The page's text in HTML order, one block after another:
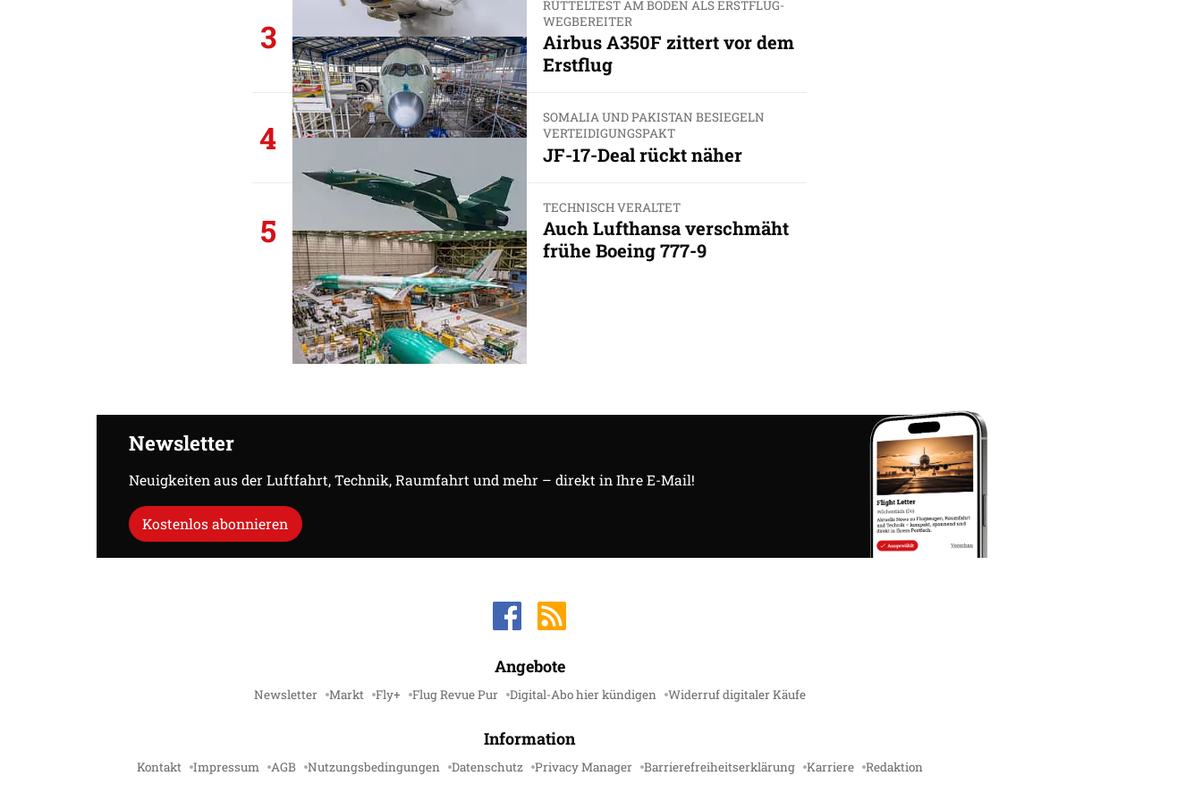
3
RÜTTELTEST AM BODEN ALS ERSTFLUG-
WEGBEREITER
Airbus A350F zittert vor dem
Erstflug
4
SOMALIA UND PAKISTAN BESIEGELN
VERTEIDIGUNGSPAKT
JF-17-Deal rückt näher
5
TECHNISCH VERALTET
Auch Lufthansa verschmäht
frühe Boeing 777-9
Newsletter
Neuigkeiten aus der Luftfahrt, Technik, Raumfahrt und mehr – direkt in Ihre E-Mail!
Kostenlos abonnieren
Angebote
Newsletter Markt Fly+ Flug Revue Pur Digital-Abo hier kündigen Widerruf digitaler Käufe
Information
Kontakt Impressum AGB Nutzungsbedingungen Datenschutz Privacy Manager Barrierefreiheitserklärung Karriere Redaktion